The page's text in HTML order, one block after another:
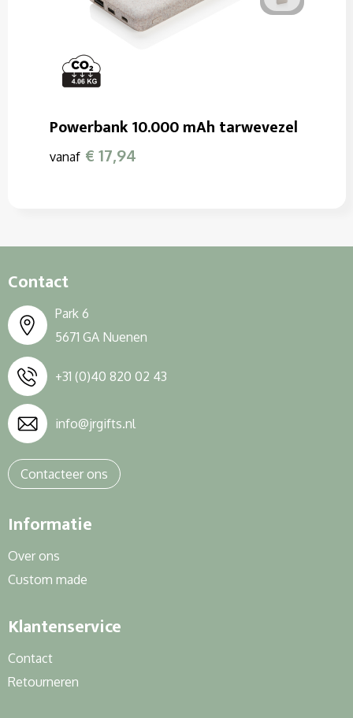
Powerbank 10.000 mAh tarwevezel
vanaf € 17,94
Contact
Park 6
5671 GA Nuenen
+31 (0)40 820 02 43
info@jrgifts.nl
Contacteer ons
Informatie
Over ons
Custom made
Klantenservice
Contact
Retourneren